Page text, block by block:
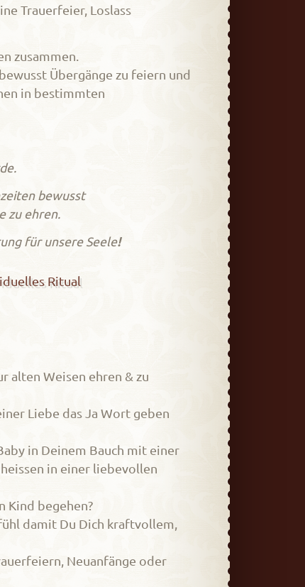
Trauerfeier, Loslass
zusammen.
Übergänge zu feiern und
in bestimmten
bewusst
zu ehren.
für unsere Seele!
Ritual
alten Weisen ehren & zu
Liebe das Ja Wort geben
in Deinem Bauch mit einer
in einer liebevollen
Kind begehen?
damit Du Dich kraftvollem,
Neuanfänge oder